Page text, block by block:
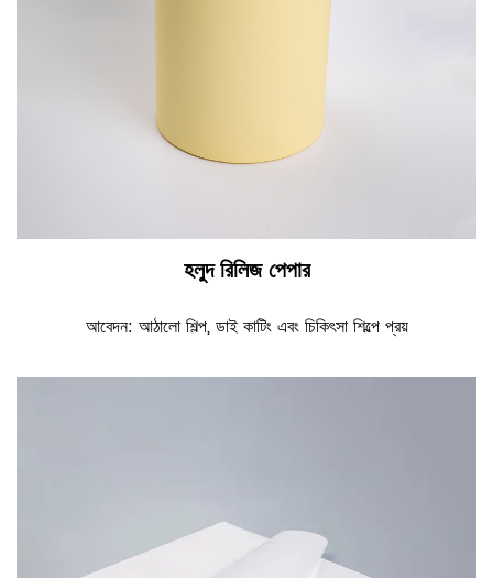
হলুদ রিলিজ পেপার
আবেদন: আঠালো শিল্প, ডাই কাটিং এবং চিকিৎসা শিল্পে প্রয়